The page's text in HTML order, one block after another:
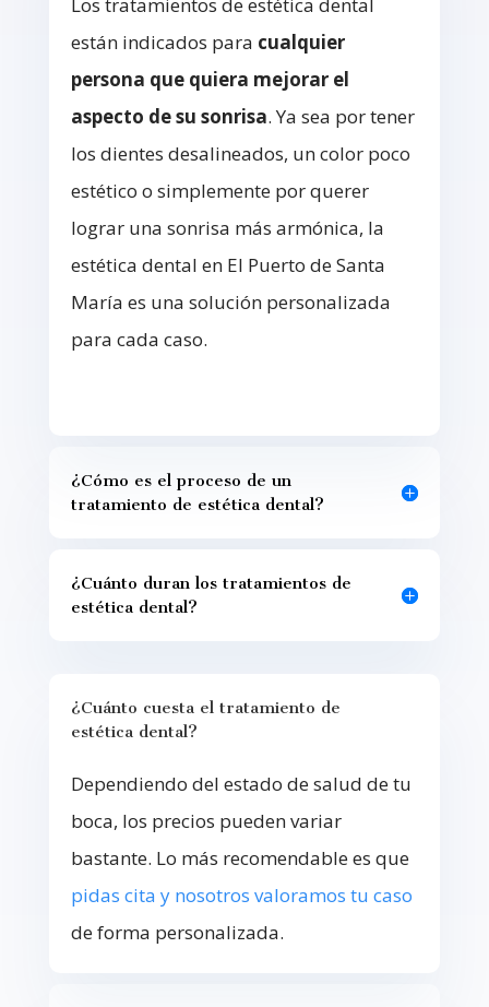
están indicados para cualquier
persona que quiera mejorar el
aspecto de su sonrisa. Ya sea por tener
los dientes desalineados, un color poco
estético o simplemente por querer
lograr una sonrisa más armónica, la
estética dental en El Puerto de Santa
María es una solución personalizada
para cada caso.
¿Cómo es el proceso de un
tratamiento de estética dental?
¿Cuánto duran los tratamientos de
estética dental?
¿Cuánto cuesta el tratamiento de
estética dental?
Dependiendo del estado de salud de tu
boca, los precios pueden variar
bastante. Lo más recomendable es que
pidas cita y nosotros valoramos tu caso
de forma personalizada.